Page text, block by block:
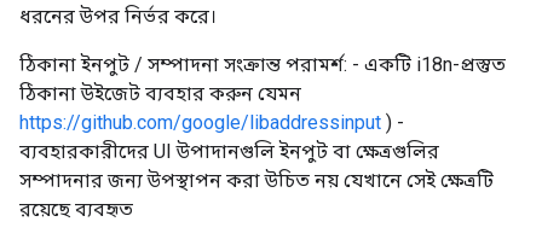
ধরনের উপর নির্ভর করে।
ঠিকানা ইনপুট / সম্পাদনা সংক্রান্ত পরামর্শ: - একটি i18n-প্রস্তুত
ঠিকানা উইজেট ব্যবহার করুন যেমন
https://github.com/google/libaddressinput ) -
ব্যবহারকারীদের UI উপাদানগুলি ইনপুট বা ক্ষেত্রগুলির
সম্পাদনার জন্য উপস্থাপন করা উচিত নয় যেখানে সেই ক্ষেত্রটি
রয়েছে ব্যবহৃত